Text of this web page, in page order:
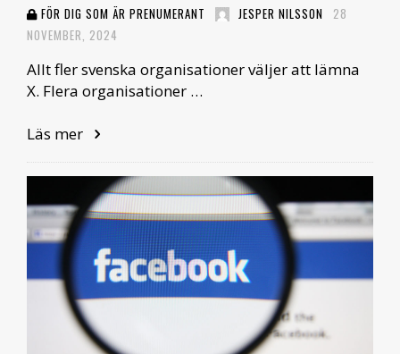
FÖR DIG SOM ÄR PRENUMERANT JESPER NILSSON
28
NOVEMBER, 2024
Allt fler svenska organisationer väljer att lämna
X. Flera organisationer …
Läs mer